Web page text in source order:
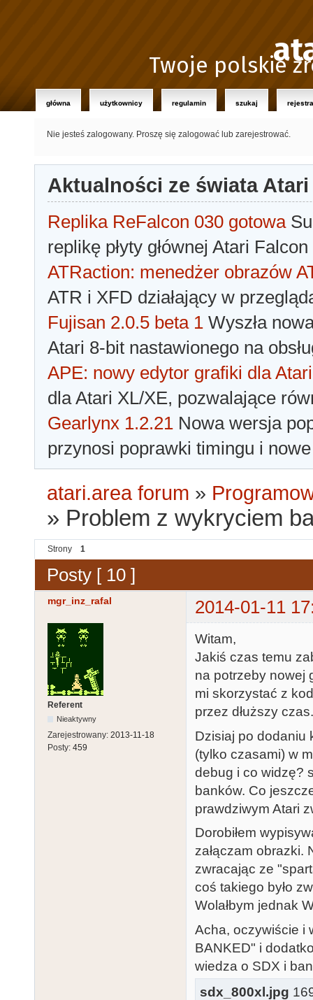
Twoje polskie
główna użytkownicy regulamin szukaj
Nie jesteś zalogowany. Proszę się zalogować lub zarejestrować.
Aktualności ze świata Atari
Replika ReFalcon 030 gotowa
replikę płyty głównej Atari
ATRaction: menedżer obrazów
ATR i XFD działający w
Fujisan 2.0.5 beta 1 Wyszła
Atari 8-bit nastawionego na
APE: nowy edytor grafiki dla Atari
dla Atari XL/XE, pozwalające
Gearlynx 1.2.21 Nowa wersja
przynosi poprawki timingu i
atari.area forum »
» Problem z wykryciem
Strony 1
Posty [ 10 ]
mgr_inz_rafal 2014-01-11
Referent
Nieaktywny
Zarejestrowany: 2013-11-18
Posty: 459
Witam,
Jakiś czas temu
na potrzeby nowej
mi skorzystać z
przez dłuższy
Dzisiaj po dodaniu
(tylko czasami) w
debug i co widzę?
banków. Co
prawdziwym Atari
Dorobiłem
załączam obrazki.
zwracając ze
coś takiego było
Wolałbym jednak
Acha, oczywiście i
BANKED" i
wiedza o SDX i
sdx_800xl.jpg